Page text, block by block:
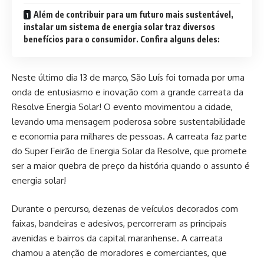
Além de contribuir para um futuro mais sustentável,
instalar um sistema de energia solar traz diversos
benefícios para o consumidor. Confira alguns deles:
Neste último dia 13 de março, São Luís foi tomada por uma
onda de entusiasmo e inovação com a grande carreata da
Resolve Energia Solar! O evento movimentou a cidade,
levando uma mensagem poderosa sobre sustentabilidade
e economia para milhares de pessoas. A carreata faz parte
do Super Feirão de Energia Solar da Resolve, que promete
ser a maior quebra de preço da história quando o assunto é
energia solar!
Durante o percurso, dezenas de veículos decorados com
faixas, bandeiras e adesivos, percorreram as principais
avenidas e bairros da capital maranhense. A carreata
chamou a atenção de moradores e comerciantes, que